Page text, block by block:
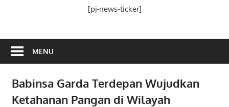
[pj-news-ticker]
MENU
Babinsa Garda Terdepan Wujudkan
Ketahanan Pangan di Wilayah